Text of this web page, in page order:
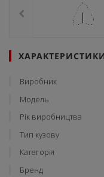
Виробник
Модель
Рік виробництва
Тип кузову
Категорія
Бренд